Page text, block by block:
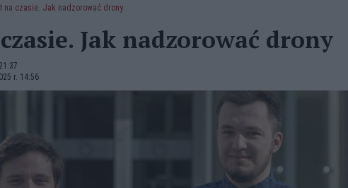
na czasie. Jak nadzorować drony
Jak nadzorować drony
r. 14:56